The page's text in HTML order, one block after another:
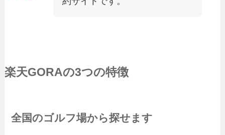
楽天GORAの3つの特徴
全国のゴルフ場から探せます